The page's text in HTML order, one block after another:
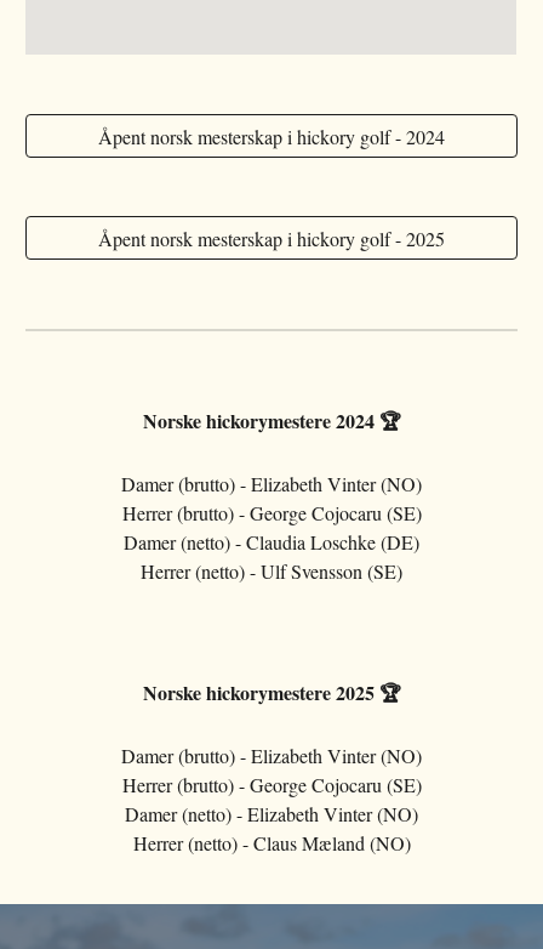
Åpent norsk mesterskap i hickory golf - 2024
Åpent norsk mesterskap i hickory golf - 2025
Norske hickorymestere 2024 🏆
Damer (brutto) - Elizabeth Vinter (NO)
Herrer (brutto) -George Cojocaru (SE)
Damer (netto) - Claudia Loschke (DE)
Herrer (netto) - Ulf Svensson (SE)
Norske hickorymestere 2025 🏆
Damer (brutto) - Elizabeth Vinter (NO)
Herrer (brutto) -George Cojocaru (SE)
Damer (netto) -Elizabeth Vinter (NO)
Herrer (netto) - Claus Mæland (NO)